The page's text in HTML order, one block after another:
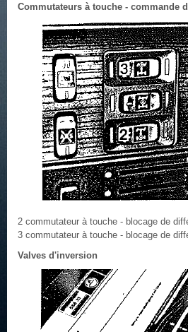
Commutateurs à touche - commande
2 commutateur à touche - blocage de
3 commutateur à touche - blocage de
Valves d'inversion